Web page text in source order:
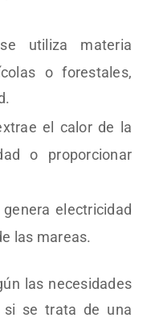
utiliza materia
o forestales,
el calor de la
o proporcionar
genera electricidad
las mareas.
las necesidades
si se trata de una